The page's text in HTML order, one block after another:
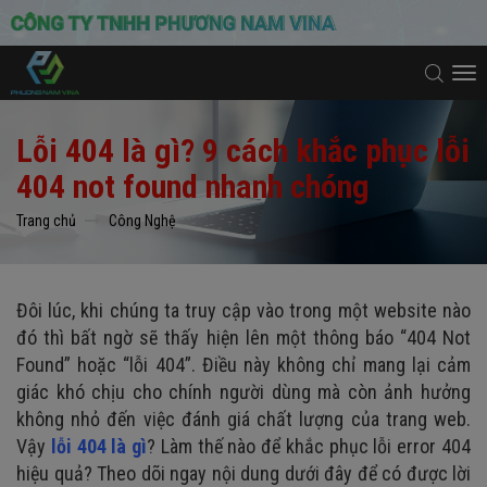
Lỗi 404 là gì? 9 cách khắc phục lỗi
404 not found nhanh chóng
Trang chủ Công Nghệ
Đôi lúc, khi chúng ta truy cập vào trong một website nào
đó thì bất ngờ sẽ thấy hiện lên một thông báo “404 Not
Found” hoặc “lỗi 404”. Điều này không chỉ mang lại cảm
giác khó chịu cho chính người dùng mà còn ảnh hưởng
không nhỏ đến việc đánh giá chất lượng của trang web.
Vậy lỗi 404 là gì? Làm thế nào để khắc phục lỗi error 404
hiệu quả? Theo dõi ngay nội dung dưới đây để có được lời